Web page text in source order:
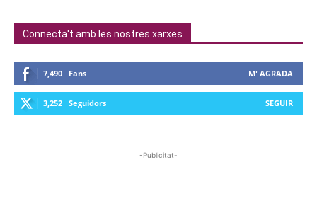
Connecta't amb les nostres xarxes
7,490 Fans M' AGRADA
3,252 Seguidors SEGUIR
-Publicitat-